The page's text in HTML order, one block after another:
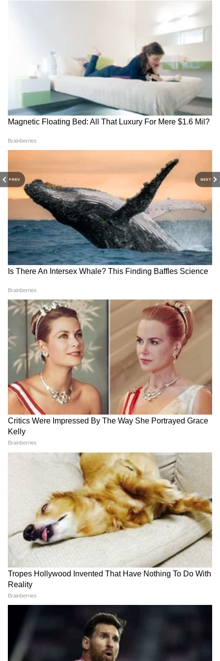
PREV NEXT
Related Articles
Mumbai : महापौरांसमोर मॅनहोलमध्ये पडलेल्या
मुकादमाची चौकशी होणार
आहेत. ते राजकीय आणि महाराष्ट्रातील घडामोडींचं वार्तांकन करतात. त्यांनी
रानडे इन्स्टिट्युट येथून पत्रकारितेचे पदव्युत्तर शिक्षण पूर्ण केलं आहे. विवेक
यांनी अर्थसाक्षर. कॉम येथे संपादक, तसेच दैनिक सकाळ येथे उपसंपादक
Follow Us
RECOMMENDED STORIES
Pune Crime: अल्पवयीन आरोपींना
गाडीच्या बोनेटला बांधून धिंड,
वादग्रस्त व्हिडिओनंतर पोलीस
निरीक्षकांची बदली
Cricketer Suicide: टीममध्ये
निवड झाली नाही, नागपूरच्या 17
वर्षीय महिला क्रिकेटरची आत्महत्या
Crime : ब्रॉयफ्रेन्डशी बोलताना 3
वर्षाचा मुलगा रडत होता, आईने
एक महिन्यापासून माझ्या भावाचं हसू
पाहिलं नाही, केतन अग्रवालची बहीण